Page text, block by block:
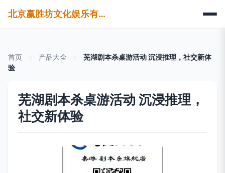
北京赢胜坊文化娱乐有限公司
首页 产品大全
芜湖剧本杀桌游活动 沉浸推理，社交新体
验
芜湖剧本杀桌游活动 沉浸推理，
社交新体验